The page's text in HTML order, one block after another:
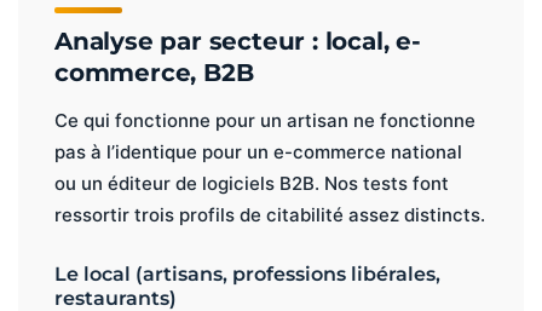
Analyse par secteur : local, e-
commerce, B2B
Ce qui fonctionne pour un artisan ne fonctionne
pas à l’identique pour un e-commerce national
ou un éditeur de logiciels B2B. Nos tests font
ressortir trois profils de citabilité assez distincts.
Le local (artisans, professions libérales,
restaurants)